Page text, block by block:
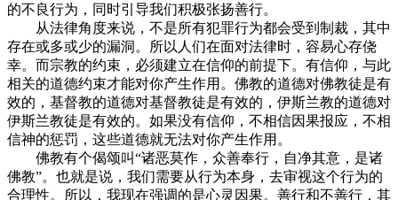
的不良行为，同时引导我们积极张扬善行。
从法律角度来说，不是所有犯罪行为都会受到制裁，其中
存在或多或少的漏洞。所以人们在面对法律时，容易心存侥
幸。而宗教的约束，必须建立在信仰的前提下。有信仰，与此
相关的道德约束才能对你产生作用。佛教的道德对佛教徒是有
效的，基督教的道德对基督教徒是有效的，伊斯兰教的道德对
伊斯兰教徒是有效的。如果没有信仰，不相信因果报应，不相
信神的惩罚，这些道德就无法对你产生作用。
佛教有个偈颂叫“诸恶莫作，众善奉行，自净其意，是诸
佛教”。也就是说，我们需要从行为本身，去审视这个行为的
合理性。所以，我现在强调的是心灵因果。善行和不善行，其